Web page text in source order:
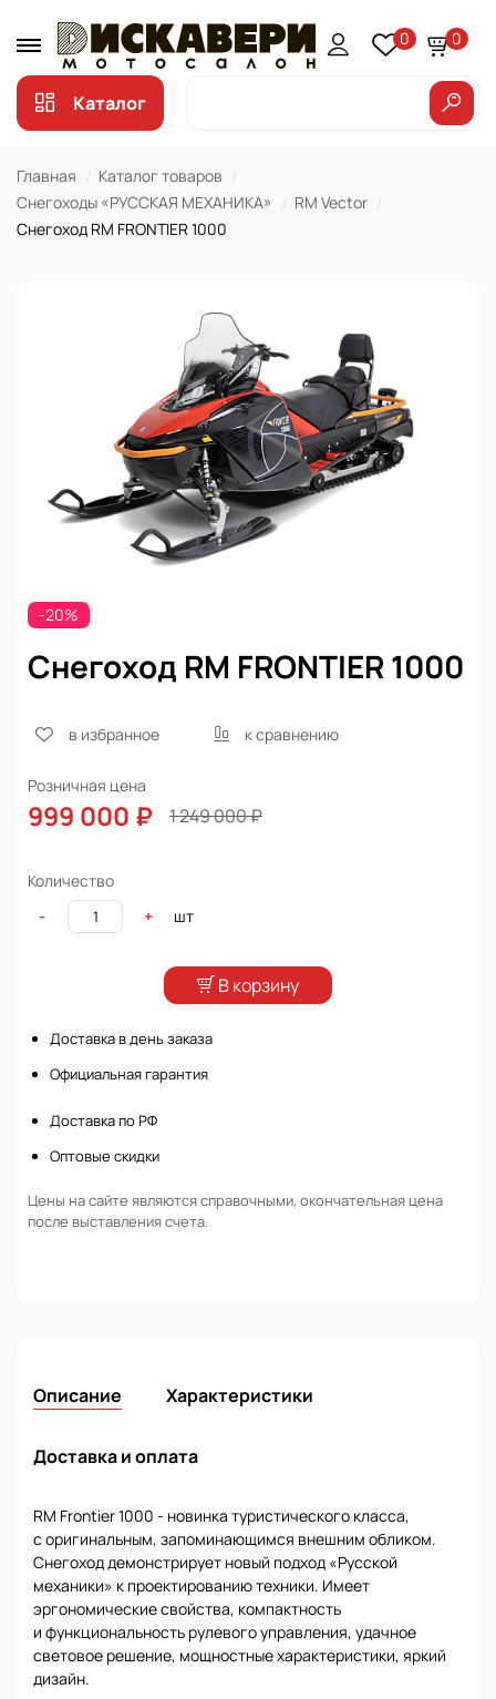
0 0
Каталог
Главная
Каталог товаров
Снегоходы «РУССКАЯ МЕХАНИКА»
RM Vector
Снегоход RM FRONTIER 1000
-20%
Снегоход RM FRONTIER 1000
в избранное к сравнению
Розничная цена
999 000 ₽ 1 249 000 ₽
Количество
-
+ шт
В корзину
Доставка в день заказа
Официальная гарантия
Доставка по РФ
Оптовые скидки
Цены на сайте являются справочными, окончательная цена
после выставления счета.
Описание Характеристики
Доставка и оплата
RM Frontier 1000 - новинка туристического класса,
с оригинальным, запоминающимся внешним обликом.
Снегоход демонстрирует новый подход «Русской
механики» к проектированию техники. Имеет
эргономические свойства, компактность
и функциональность рулевого управления, удачное
световое решение, мощностные характеристики, яркий
дизайн.